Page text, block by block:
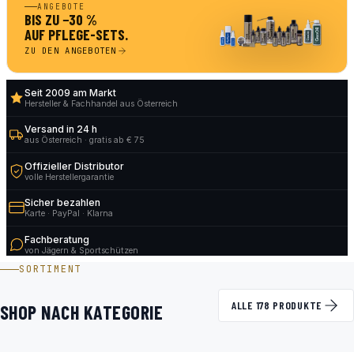
ANGEBOTE
BIS ZU −30 %
AUF PFLEGE-SETS.
ZU DEN ANGEBOTEN
Seit 2009 am Markt
Hersteller & Fachhandel aus Österreich
Versand in 24 h
aus Österreich · gratis ab € 75
Offizieller Distributor
volle Herstellergarantie
Sicher bezahlen
Karte · PayPal · Klarna
Fachberatung
von Jägern & Sportschützen
SORTIMENT
SHOP NACH KATEGORIE ALLE 178 PRODUKTE